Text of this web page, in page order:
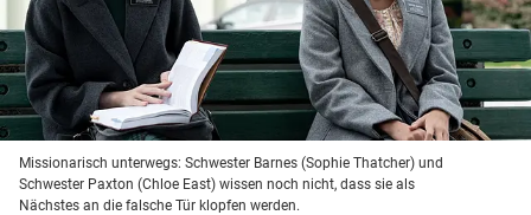
Missionarisch unterwegs: Schwester Barnes (Sophie Thatcher) und
Schwester Paxton (Chloe East) wissen noch nicht, dass sie als
Nächstes an die falsche Tür klopfen werden.